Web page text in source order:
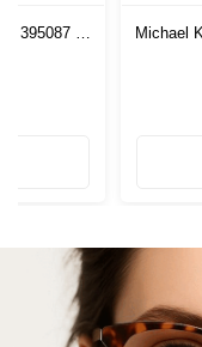
395087 55
Michael